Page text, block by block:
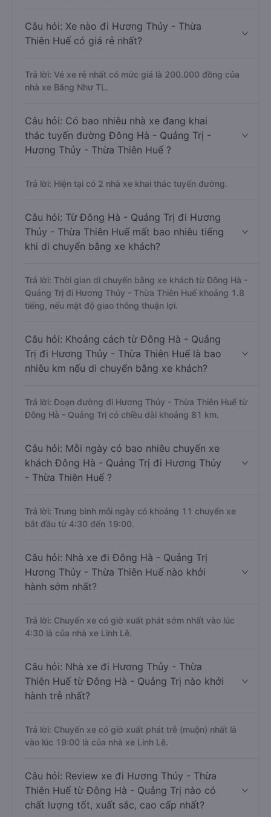
Câu hỏi: Xe nào đi Hương Thủy - Thừa
Thiên Huế có giá rẻ nhất?
Trả lời: Vé xe rẻ nhất có mức giá là 200.000 đồng của
nhà xe Băng Như TL.
Câu hỏi: Có bao nhiêu nhà xe đang khai
thác tuyến đường Đông Hà - Quảng Trị -
Hương Thủy - Thừa Thiên Huế ?
Trả lời: Hiện tại có 2 nhà xe khai thác tuyến đường.
Câu hỏi: Từ Đông Hà - Quảng Trị đi Hương
Thủy - Thừa Thiên Huế mất bao nhiêu tiếng
khi di chuyển bằng xe khách?
Trả lời: Thời gian di chuyển bằng xe khách từ Đông Hà -
Quảng Trị đi Hương Thủy - Thừa Thiên Huế khoảng 1.8
tiếng, nếu mật độ giao thông thuận lợi.
Câu hỏi: Khoảng cách từ Đông Hà - Quảng
Trị đi Hương Thủy - Thừa Thiên Huế là bao
nhiêu km nếu di chuyển bằng xe khách?
Trả lời: Đoạn đường đi Hương Thủy - Thừa Thiên Huế từ
Đông Hà - Quảng Trị có chiều dài khoảng 81 km.
Câu hỏi: Mỗi ngày có bao nhiêu chuyến xe
khách Đông Hà - Quảng Trị đi Hương Thủy
- Thừa Thiên Huế ?
Trả lời: Trung bình mỗi ngày có khoảng 11 chuyến xe
bắt đầu từ 4:30 đến 19:00.
Câu hỏi: Nhà xe đi Đông Hà - Quảng Trị
Hương Thủy - Thừa Thiên Huế nào khởi
hành sớm nhất?
Trả lời: Chuyến xe có giờ xuất phát sớm nhất vào lúc
4:30 là của nhà xe Linh Lê.
Câu hỏi: Nhà xe đi Hương Thủy - Thừa
Thiên Huế từ Đông Hà - Quảng Trị nào khởi
hành trễ nhất?
Trả lời: Chuyến xe có giờ xuất phát trễ (muộn) nhất là
vào lúc 19:00 là của nhà xe Linh Lê.
Câu hỏi: Review xe đi Hương Thủy - Thừa
Thiên Huế từ Đông Hà - Quảng Trị nào có
chất lượng tốt, xuất sắc, cao cấp nhất?